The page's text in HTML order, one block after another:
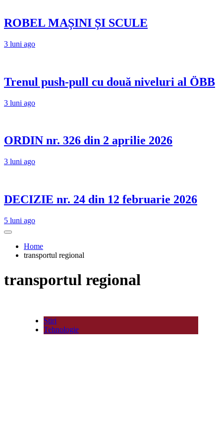
ROBEL MAȘINI ȘI SCULE
3 luni ago
Trenul push-pull cu două niveluri al ÖBB
3 luni ago
ORDIN nr. 326 din 2 aprilie 2026
3 luni ago
DECIZIE nr. 24 din 12 februarie 2026
5 luni ago
Home
transportul regional
transportul regional
Știri
Tehnologie